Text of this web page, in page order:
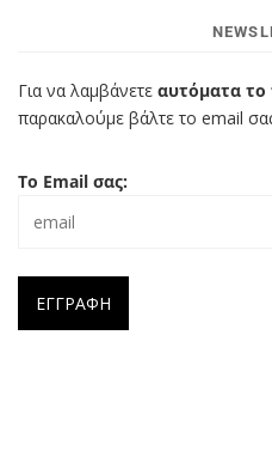
Για να λαμβάνετε αυτόματα το
παρακαλούμε βάλτε το email
Το Email σας: